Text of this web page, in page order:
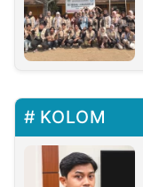
KOLOM